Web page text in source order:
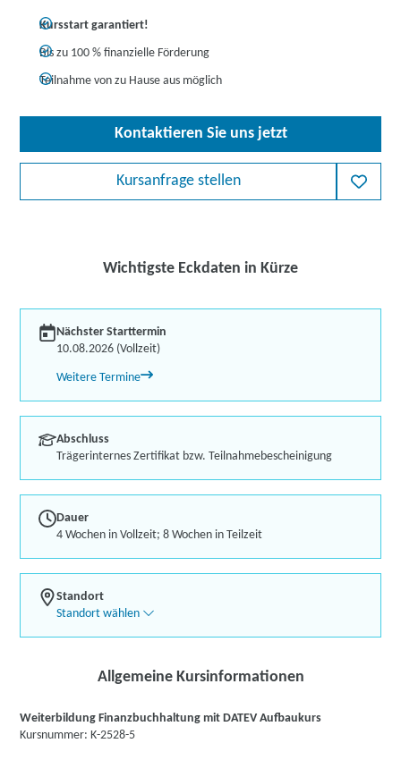
Kursstart garantiert!
Bis zu 100 % finanzielle Förderung
Teilnahme von zu Hause aus möglich
Kontaktieren Sie uns jetzt
Kursanfrage stellen
Wichtigste Eckdaten in Kürze
Nächster Starttermin
10.08.2026 (Vollzeit)
Weitere Termine
Abschluss
Trägerinternes Zertifikat bzw. Teilnahmebescheinigung
Dauer
4 Wochen in Vollzeit; 8 Wochen in Teilzeit
Standort
Standort wählen
Allgemeine Kursinformationen
Weiterbildung Finanzbuchhaltung mit DATEV Aufbaukurs
Kursnummer: K-2528-5